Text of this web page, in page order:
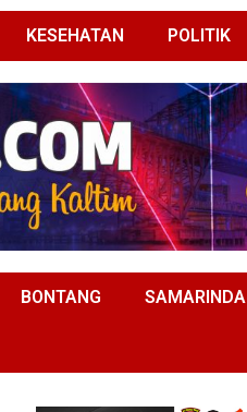
KESEHATAN POLITIK
BONTANG SAMARINDA